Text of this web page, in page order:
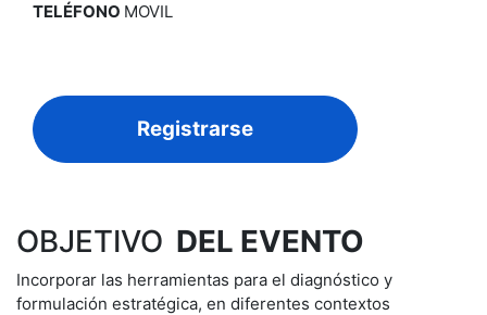
TELÉFONO MOVIL
Registrarse
OBJETIVO DEL EVENTO
Incorporar las herramientas para el diagnóstico y
formulación estratégica, en diferentes contextos